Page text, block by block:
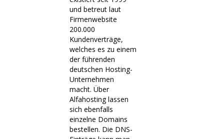
und betreut laut
Firmenwebsite
200.000
Kundenverträge,
welches es zu einem
der führenden
deutschen Hosting-
Unternehmen
macht. Über
Alfahosting lassen
sich ebenfalls
einzelne Domains
bestellen. Die DNS-